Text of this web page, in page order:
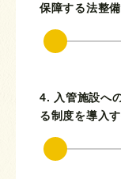
保障する法整
4. 入管施設へ
る制度を導入